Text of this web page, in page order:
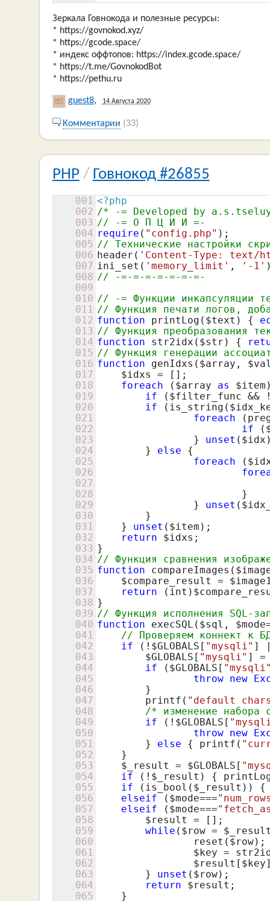
Зеркала Говнокода и полезные ресурсы:
* https://govnokod.xyz/
* https://gcode.space/
* индекс оффтопов: https://index.gcode.space/
* https://t.me/GovnokodBot
* https://pethu.ru
guest8, 14 Августа 2020
Комментарии (33)
PHP / Говнокод #26855
001
002
003
004
005
006
007
008
009
010
011
012
013
014
015
016
017
018
019
020
021
022
023
024
025
026
027
028
029
030
031
032
033
034
035
036
037
038
039
040
041
042
043
044
045
046
047
048
049
050
051
052
053
054
055
056
057
058
059
060
061
062
063
064
065
<?php
/* -= Developed by
// -= О П Ц И И =-
require ( "config.php"
// Технические настройки
header( 'Content-Type: text/
ini_set( 'memory_limit' ,
'-1'
// -=-=-=-=-=-=-=-
// -= Функции инкапсуляции
// Функция печати логов,
function printLog( $text ) {
// Функция преобразования
function str2idx( $str ) {
// Функция генерации
function genIdxs( $array ,
$idxs
= [];
foreach ( $array as $item
if ( $filter_func &&
if (is_string(
foreach
if (
    		}
unset ( $idx
    	}
else {
foreach (
    		}
unset (
    }
unset ( $item );
return
$idxs ;
// Функция сравнения
function compareImages(
$compare_result
=
return (int)
// Функция исполнения SQL-
function execSQL( $sql , $mode
// Проверяем коннект к
if (! $GLOBALS [ "mysqli" ]
$GLOBALS [ "mysqli" ]
if ( $GLOBALS [
throw new
    	printf(
"default
/* изменение
if (! $GLOBALS [
throw new
    	}
else { printf(
    }
$_result
= $GLOBALS [
if (! $_result ) {
if (is_bool( $_result ))
elseif ( $mode===
elseif ( $mode===
$result
= [];
while ( $row =
    		reset(
$row);
$key =
$result [ $key
        }
unset ( $row);
return
$result ;
    }